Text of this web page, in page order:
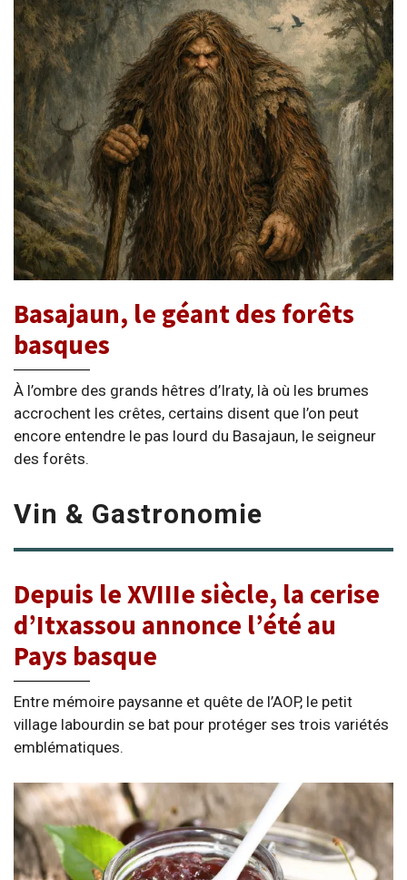
Basajaun, le géant des forêts
basques
À l’ombre des grands hêtres d’Iraty, là où les brumes
accrochent les crêtes, certains disent que l’on peut
encore entendre le pas lourd du Basajaun, le seigneur
des forêts.
Vin & Gastronomie
Depuis le XVIIIe siècle, la cerise
d’Itxassou annonce l’été au
Pays basque
Entre mémoire paysanne et quête de l’AOP, le petit
village labourdin se bat pour protéger ses trois variétés
emblématiques.